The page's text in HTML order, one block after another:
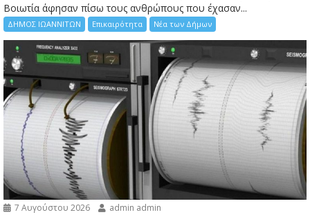
Bοιωτία άφησαν πίσω τους ανθρώπους που έχασαν...
ΔΗΜΟΣ ΙΩΑΝΝΙΤΩΝ Επικαιρότητα Νέα των Δήμων
7 Αυγούστου 2026 admin admin